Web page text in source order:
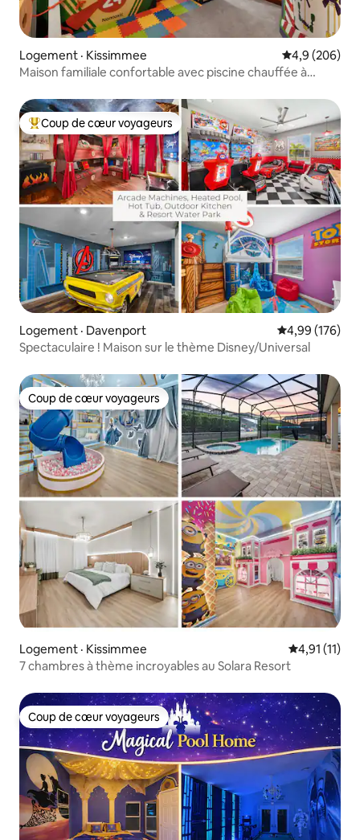
Logement · Kissimmee Note
4,9 (206)
Maison familiale confortable avec piscine chauffée à
Coup de cœur voyageurs parmi les plus aimés
Coup de cœur voyageurs
Logement · Davenport Note
4,99 (176)
Spectaculaire ! Maison sur le thème Disney/Universal
Coup de cœur voyageurs
Coup de cœur voyageurs
Logement · Kissimmee Note
4,91 (11)
7 chambres à thème incroyables au Solara Resort
Coup de cœur voyageurs
Coup de cœur voyageurs